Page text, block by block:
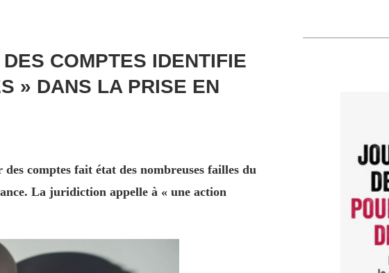
COMPTES IDENTIFIE
» DANS LA PRISE EN
comptes fait état des nombreuses failles du
La juridiction appelle à « une action